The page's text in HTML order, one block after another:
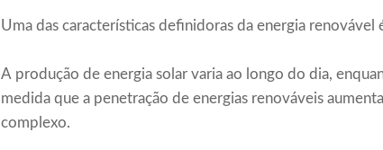
Uma das características definidoras da energia renovável
A produção de energia solar varia ao longo do dia,
medida que a penetração de energias renováveis
complexo.